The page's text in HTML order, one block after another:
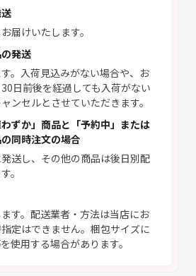
届けいたします。
の発送
。入荷見込みがない場合や、お
日前後を経過しても入荷がない
ンセルとさせていただきます。
わずか」商品と「予約中」または
の同時注文の場合
送し、その他の商品は後日別配
。
す。配送業者・方法は当店にお
定はできません。梱包サイズに
使用する場合があります。